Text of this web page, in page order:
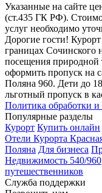
Указанные на сайте
(ст.435 ГК РФ).
услуг необходимо
Дорогие гости!
границах Сочинского
посещения
оформить пропуск на
Поляна 960. Дети до
льготный пропуск в
Политика обработки
Популярные разделы
Курорт Купить онлайн
Отели Курорта
Поляна Для бизнеса
Недвижимость 540/960
путешественников
Служба поддержки